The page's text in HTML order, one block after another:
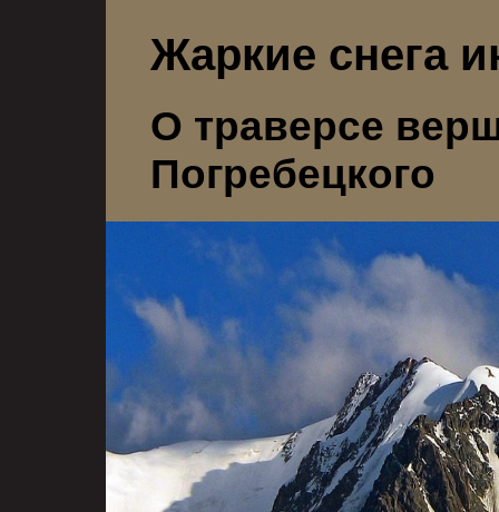
Жаркие снега
О траверсе
Погребецкого